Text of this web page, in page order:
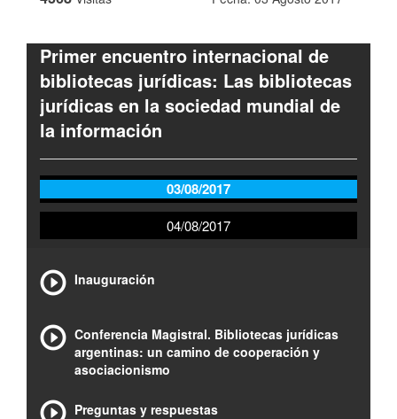
Primer encuentro internacional de
bibliotecas jurídicas: Las bibliotecas
jurídicas en la sociedad mundial de
la información
03/08/2017
04/08/2017
Inauguración
Conferencia Magistral. Bibliotecas jurídicas
argentinas: un camino de cooperación y
asociacionismo
Preguntas y respuestas